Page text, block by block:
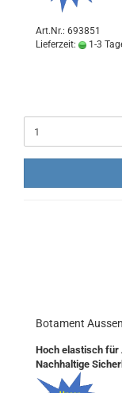
Art.Nr.: 693851
Lieferzeit:
1-3
Botament
Hoch elastisch für
Nachhaltige